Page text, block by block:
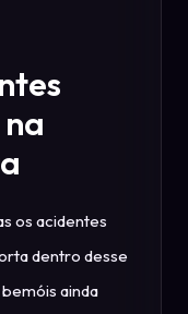
os acidentes
dentro desse
ainda